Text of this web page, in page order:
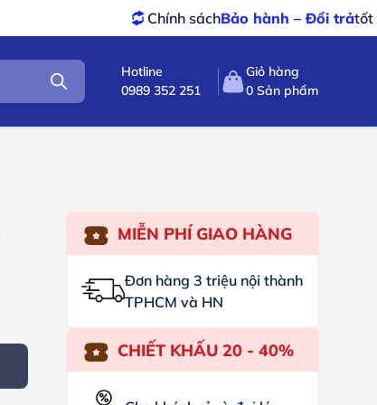
Chính sáchBảo hành – Đổi trảtốt nhất
Hotline
0989 352 251
Giỏ hàng
0 Sản phẩm
MIỄN PHÍ GIAO HÀNG
Đơn hàng 3 triệu nội thành
TPHCM và HN
CHIẾT KHẤU 20 - 40%